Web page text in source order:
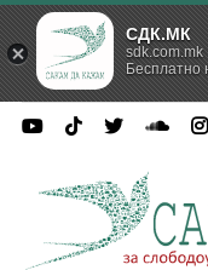
СДК.МК
sdk.com.mk
Бесплатно